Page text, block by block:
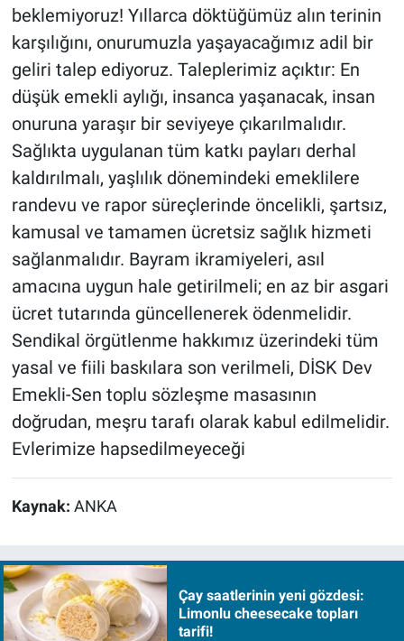
beklemiyoruz! Yıllarca döktüğümüz alın terinin
karşılığını, onurumuzla yaşayacağımız adil bir
geliri talep ediyoruz. Taleplerimiz açıktır: En
düşük emekli aylığı, insanca yaşanacak, insan
onuruna yaraşır bir seviyeye çıkarılmalıdır.
Sağlıkta uygulanan tüm katkı payları derhal
kaldırılmalı, yaşlılık dönemindeki emeklilere
randevu ve rapor süreçlerinde öncelikli, şartsız,
kamusal ve tamamen ücretsiz sağlık hizmeti
sağlanmalıdır. Bayram ikramiyeleri, asıl
amacına uygun hale getirilmeli; en az bir asgari
ücret tutarında güncellenerek ödenmelidir.
Sendikal örgütlenme hakkımız üzerindeki tüm
yasal ve fiili baskılara son verilmeli, DİSK Dev
Emekli-Sen toplu sözleşme masasının
doğrudan, meşru tarafı olarak kabul edilmelidir.
Evlerimize hapsedilmeyeceği
Kaynak: ANKA
Çay saatlerinin yeni gözdesi:
Limonlu cheesecake topları
tarifi!